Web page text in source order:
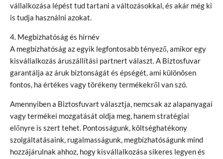
vállalkozása lépést tud tartani a változásokkal, és akár még ki
is tudja használni azokat.
4. Megbízhatóság és hírnév
A megbízhatóság az egyik legfontosabb tényező, amikor egy
kisvállalkozás áruszállítási partnert választ. A Biztosfuvar
garantálja az áruk biztonságát és épségét, ami különösen
fontos, ha értékes vagy törékeny termékekről van szó.
Amennyiben a Biztosfuvart választja, nemcsak az alapanyagai
vagy termékei mozgatását oldja meg, hanem stratégiai
előnyre is szert tehet. Pontosságunk, költséghatékony
szolgáltatásaink, rugalmasságunk, megbízhatóságunk mind
hozzájárulnak ahhoz, hogy kisvállalkozása sikeres legyen és